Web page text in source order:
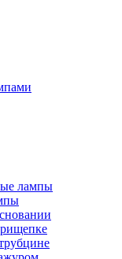
лампы